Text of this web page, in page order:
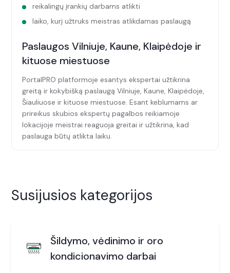
reikalingų įrankių darbams atlikti
laiko, kurį užtruks meistras atlikdamas paslaugą
Paslaugos Vilniuje, Kaune, Klaipėdoje ir
kituose miestuose
PortalPRO platformoje esantys ekspertai užtikrina
greitą ir kokybišką paslaugą Vilniuje, Kaune, Klaipėdoje,
Šiauliuose ir kituose miestuose. Esant keblumams ar
prireikus skubios ekspertų pagalbos reikiamoje
lokacijoje meistrai reaguoja greitai ir užtikrina, kad
paslauga būtų atlikta laiku.
Susijusios kategorijos
Šildymo, vėdinimo ir oro
kondicionavimo darbai